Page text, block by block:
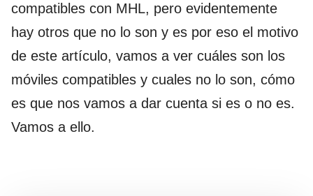
compatibles con MHL, pero evidentemente
hay otros que no lo son y es por eso el motivo
de este artículo, vamos a ver cuáles son los
móviles compatibles y cuales no lo son, cómo
es que nos vamos a dar cuenta si es o no es.
Vamos a ello.